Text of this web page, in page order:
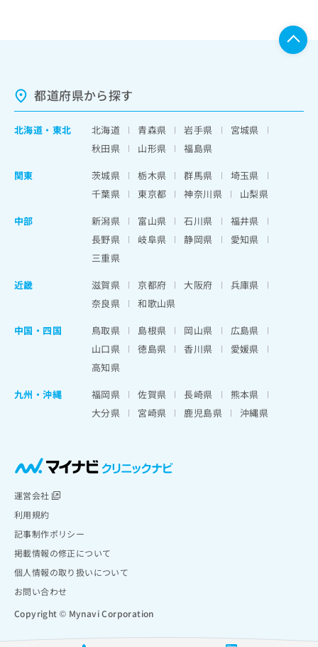
都道府県から探す
北海道 ・ 東北 北海道 青森県 岩手県
宮城県
秋田県
山形県
福島県
関東
茨城県 栃木県 群馬県
埼玉県
千葉県
東京都 神奈川県
山梨県
中部
新潟県 富山県 石川県
福井県
長野県
岐阜県 静岡県
愛知県
三重県
近畿
滋賀県 京都府 大阪府
兵庫県
奈良県
和歌山県
中国・四国
鳥取県 島根県 岡山県
広島県
山口県
徳島県 香川県
愛媛県
高知県
九州・沖縄
福岡県 佐賀県 長崎県
熊本県
大分県
宮崎県 鹿児島県 沖縄県
運営会社
利用規約
記事制作ポリシー
掲載情報の修正について
個人情報の取り扱いについて
お問い合わせ
Copyright © Mynavi Corporation